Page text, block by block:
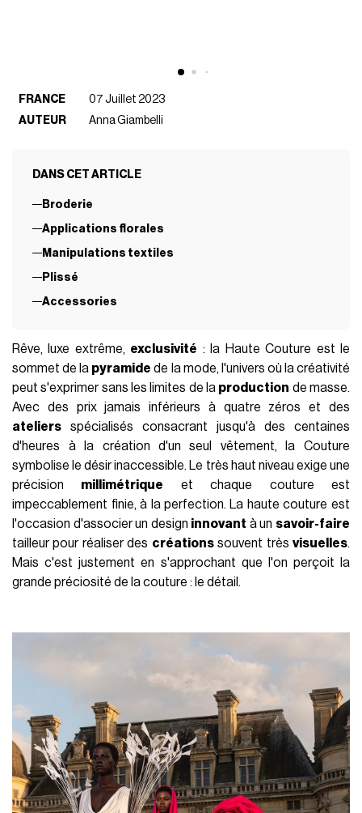
FRANCE
07 Juillet 2023
AUTEUR
Anna Giambelli
DANS CET ARTICLE
Broderie
Applications florales
Manipulations textiles
Plissé
Accessories
Rêve, luxe extrême, exclusivité : la Haute Couture est le
sommet de la pyramide de la mode, l'univers où la créativité
peut s'exprimer sans les limites de la production de masse.
Avec des prix jamais inférieurs à quatre zéros et des
ateliers spécialisés consacrant jusqu'à des centaines
d'heures à la création d'un seul vêtement, la Couture
symbolise le désir inaccessible. Le très haut niveau exige une
précision millimétrique et chaque couture est
impeccablement finie, à la perfection. La haute couture est
l'occasion d'associer un design innovant à un savoir-faire
tailleur pour réaliser des créationssouvent très visuelles.
Mais c'est justement en s'approchant que l'on perçoit la
grande préciosité de la couture : le détail.